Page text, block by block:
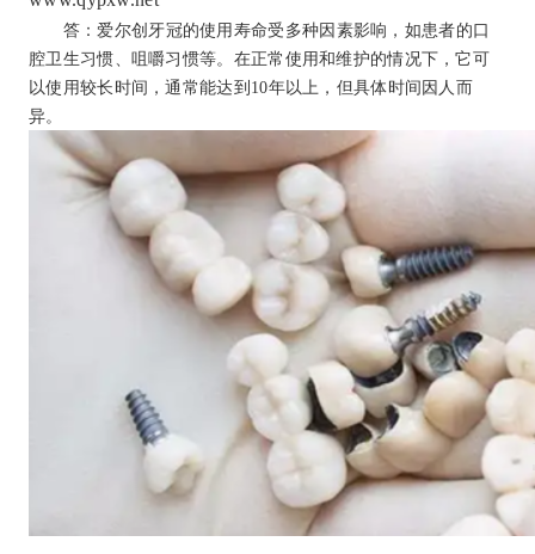
答：爱尔创牙冠的使用寿命受多种因素影响，如患者的口
腔卫生习惯、咀嚼习惯等。在正常使用和维护的情况下，它可
以使用较长时间，通常能达到10年以上，但具体时间因人而
异。